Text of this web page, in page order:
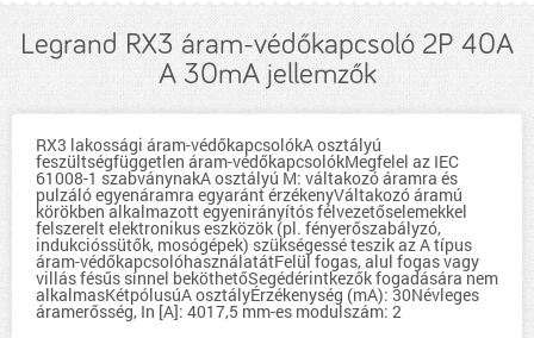
Legrand RX3 áram-védőkapcsoló 2P 40A
A 30mA jellemzők
RX3 lakossági áram-védőkapcsolókA osztályú
feszültségfüggetlen áram-védőkapcsolókMegfelel az IEC
61008-1 szabványnakA osztályú M: váltakozó áramra és
pulzáló egyenáramra egyaránt érzékenyVáltakozó áramú
körökben alkalmazott egyenirányítós félvezetőselemekkel
felszerelt elektronikus eszközök (pl. fényerőszabályzó,
indukcióssütők, mosógépek) szükségessé teszik az A típus
áram-védőkapcsolóhasználatátFelül fogas, alul fogas vagy
villás fésűs sínnel beköthetőSegédérintkezők fogadására nem
alkalmasKétpólusúA osztályÉrzékenység (mA): 30Névleges
áramerősség, In [A]: 4017,5 mm-es modulszám: 2